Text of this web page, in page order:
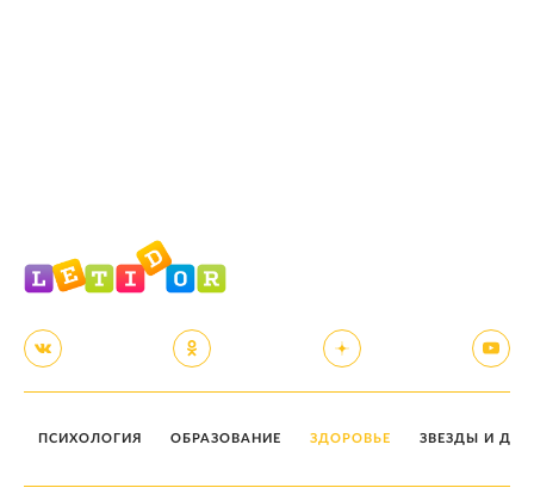
ПСИХОЛОГИЯ ОБРАЗОВАНИЕ ЗДОРОВЬЕ ЗВЕЗДЫ И